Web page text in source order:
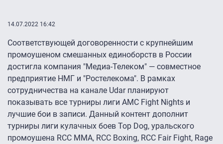
14.07.2022 16:42
Соответствующей договоренности с крупнейшим
промоушеном смешанных единоборств в России
достигла компания "Медиа-Телеком" — совместное
предприятие НМГ и "Ростелекома". В рамках
сотрудничества на канале Udar планируют
показывать все турниры лиги AMC Fight Nights и
лучшие бои в записи. Данный контент дополнит
турниры лиги кулачных боев Top Dog, уральского
промоушена RCC MMA, RCC Boxing, RCC Fair Fight, Rage